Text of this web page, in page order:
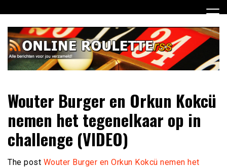
naar
inhoud
Online Roulette RSS
verzameld
Wouter Burger en Orkun Kokcü
nemen het tegenelkaar op in
challenge (VIDEO)
The post Wouter Burger en Orkun Kokcü nemen het